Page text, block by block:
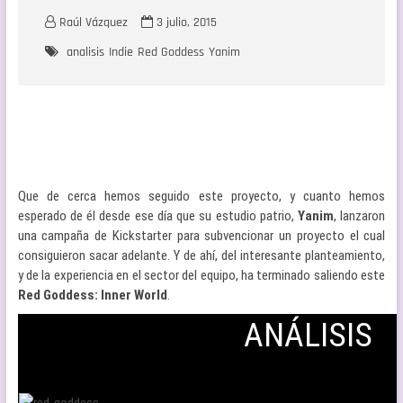
Raúl Vázquez
3 julio, 2015
analisis Indie Red Goddess Yanim
Que de cerca hemos seguido este proyecto, y cuanto hemos
esperado de él desde ese día que su estudio patrio, Yanim, lanzaron
una campaña de Kickstarter para subvencionar un proyecto el cual
consiguieron sacar adelante. Y de ahí, del interesante planteamiento,
y de la experiencia en el sector del equipo, ha terminado saliendo este
Red Goddess: Inner World.
ANÁLISIS